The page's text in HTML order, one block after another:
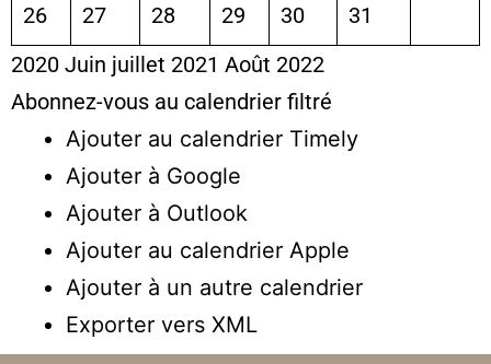
26 27 28 29 30
31
2020 Juin juillet 2021 Août 2022
Abonnez-vous au calendrier filtré
Ajouter au calendrier Timely
Ajouter à Google
Ajouter à Outlook
Ajouter au calendrier Apple
Ajouter à un autre calendrier
Exporter vers XML